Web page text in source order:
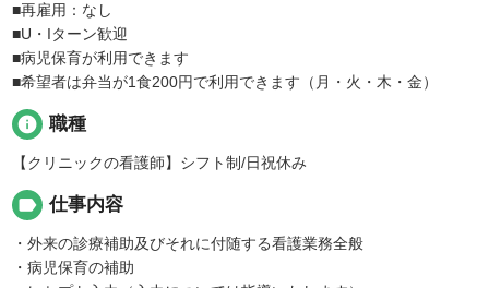
■再雇用：なし
■U・Iターン歓迎
■病児保育が利用できます
■希望者は弁当が1食200円で利用できます（月・火・木・金）
info 職種
【クリニックの看護師】シフト制/日祝休み
label 仕事内容
・外来の診療補助及びそれに付随する看護業務全般
・病児保育の補助